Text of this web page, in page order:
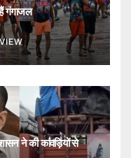
गंगाजल
ने की कांवड़ियों से